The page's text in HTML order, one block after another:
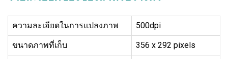
ความละเอียดในการแปลงภาพ 500dpi
ขนาดภาพที่เก็บ 356 x 292 pixels